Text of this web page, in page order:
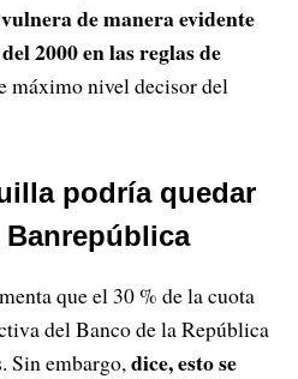
vulnera de manera evidente
2000 en las reglas de
máximo nivel decisor del
podría quedar
que el 30 % de la cuota
del Banco de la República
Sin embargo,dice, esto se